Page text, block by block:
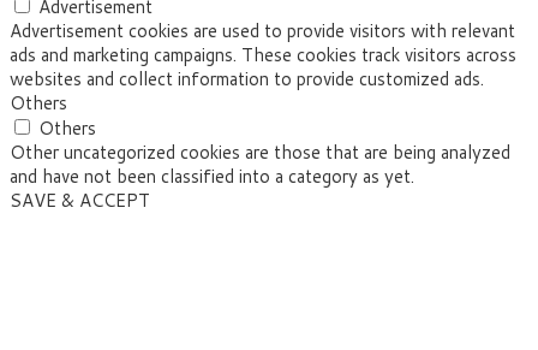
Advertisement
Advertisement cookies are used to provide visitors with relevant
ads and marketing campaigns. These cookies track visitors across
websites and collect information to provide customized ads.
Others
Others
Other uncategorized cookies are those that are being analyzed
and have not been classified into a category as yet.
SAVE & ACCEPT